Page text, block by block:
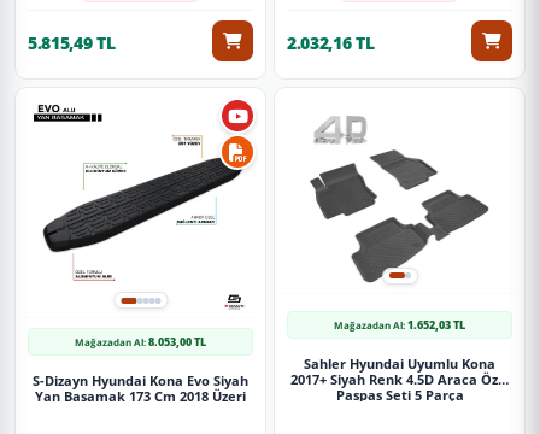
görmeyecek şekilde paketlenerek tarafınıza ulaştırılır. %100
Müşteri memnuniyeti garantisiyle.
5.815,49 TL 2.032,16 TL
Mağazadan Al:8.053,00 TL
S-Dizayn Hyundai Kona Evo Siyah
Yan Basamak 173 Cm 2018 Üzeri
Mağazadan Al:1.652,03 TL
Sahler Hyundai Uyumlu Kona
2017+ Siyah Renk 4.5D Araca Özel
Paspas Seti 5 Parça